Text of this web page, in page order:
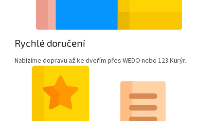
Rychlé doručení
Nabízíme dopravu až ke dveřím přes WEDO nebo 123 Kurýr.